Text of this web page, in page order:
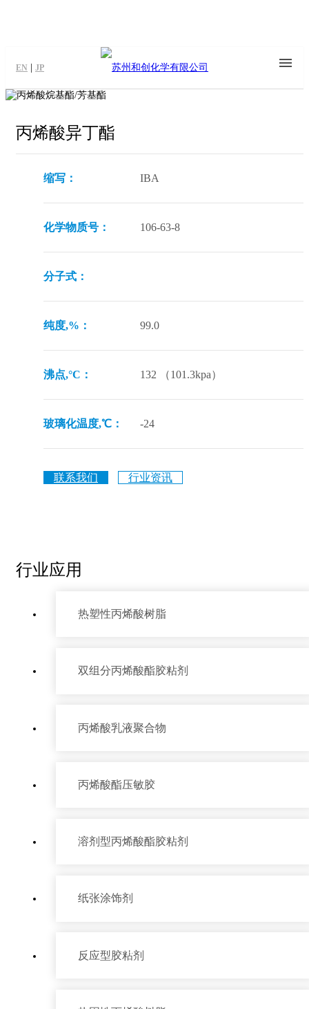
EN JP
产品中心
丙烯酸异丁酯
缩写： IBA
化学物质号： 106-63-8
分子式：
纯度,%： 99.0
沸点,°C： 132 （101.3kpa）
玻璃化温度,℃： -24
联系我们 行业资讯
行业应用
热塑性丙烯酸树脂
双组分丙烯酸酯胶粘剂
丙烯酸乳液聚合物
丙烯酸酯压敏胶
溶剂型丙烯酸酯胶粘剂
纸张涂饰剂
反应型胶粘剂